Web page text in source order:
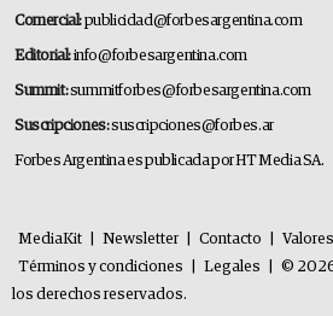
Comercial:publicidad@forbesargentina.com
Editorial:info@forbesargentina.com
Summit:summitforbes@forbesargentina.com
Suscripciones:suscripciones@forbes.ar
Forbes Argentina es publicada por HT Media SA.
MediaKit Newsletter Contacto
Términos y condiciones
Legales
©
los derechos reservados.